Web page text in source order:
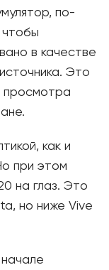
по-
чтобы
в качестве
Это
просмотра
как и
при этом
на глаз. Это
но ниже Vive